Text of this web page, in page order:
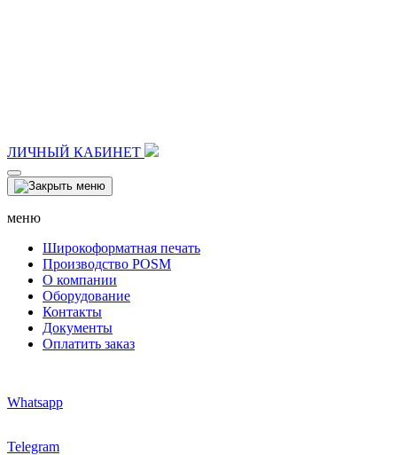
ЛИЧНЫЙ КАБИНЕТ
меню
Широкоформатная печать
Производство POSM
О компании
Оборудование
Контакты
Документы
Оплатить заказ
Whatsapp
Telegram